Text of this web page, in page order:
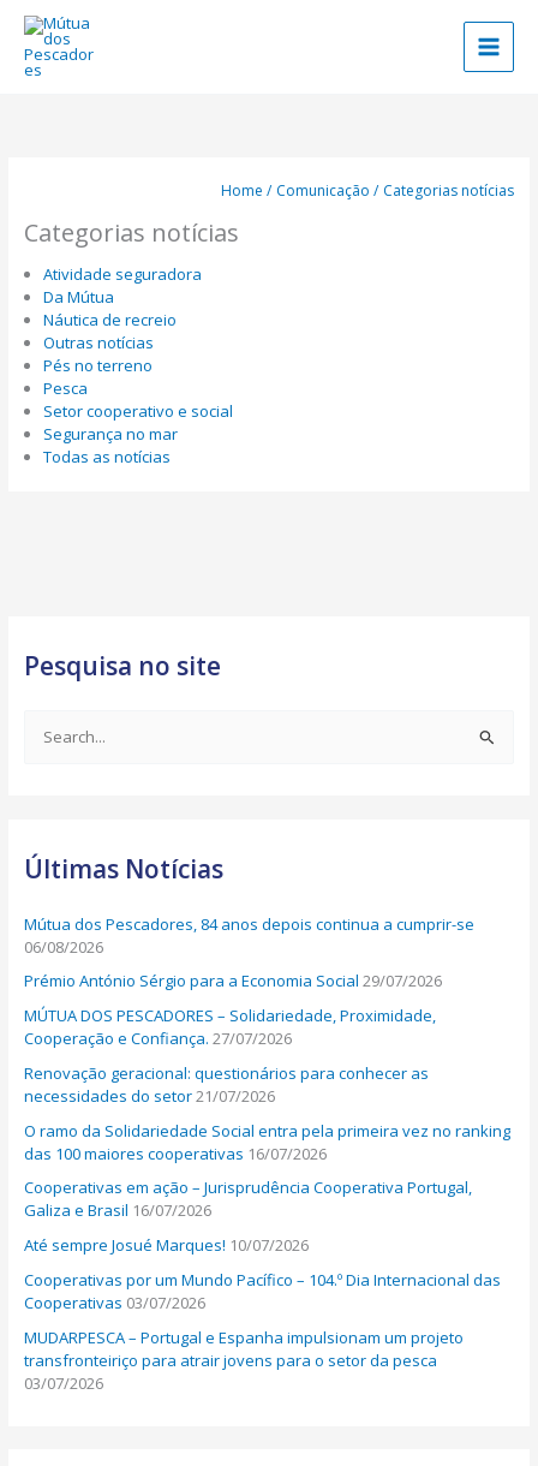
content
Home Comunicação Categorias notícias
Categorias notícias
Atividade seguradora
Da Mútua
Náutica de recreio
Outras notícias
Pés no terreno
Pesca
Setor cooperativo e social
Segurança no mar
Todas as notícias
Pesquisa no site
c
f
o
r
:
Últimas Notícias
Mútua dos Pescadores, 84 anos depois continua a cumprir-se
06/08/2026
Prémio António Sérgio para a Economia Social 29/07/2026
MÚTUA DOS PESCADORES – Solidariedade, Proximidade,
Cooperação e Confiança. 27/07/2026
Renovação geracional: questionários para conhecer as
necessidades do setor21/07/2026
O ramo da Solidariedade Social entra pela primeira vez no ranking
das 100 maiores cooperativas 16/07/2026
Cooperativas em ação – Jurisprudência Cooperativa Portugal,
Galiza e Brasil 16/07/2026
Até sempre Josué Marques! 10/07/2026
Cooperativas por um Mundo Pacífico – 104.º Dia Internacional das
Cooperativas 03/07/2026
MUDARPESCA – Portugal e Espanha impulsionam um projeto
transfronteiriço para atrair jovens para o setor da pesca
03/07/2026